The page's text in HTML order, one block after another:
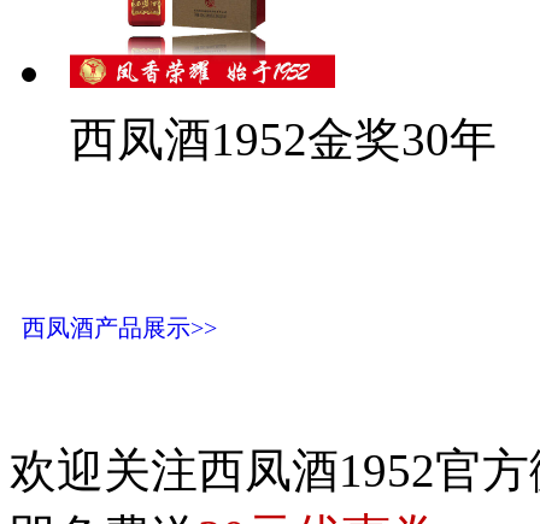
西凤酒1952金奖30年
西凤酒产品展示>>
欢迎关注西凤酒1952官